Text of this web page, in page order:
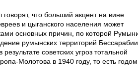
что больший акцент на вине
и цыганского населения может
основных причин, по которой
румынских территорий
советских угроз тотальной
Молотова в 1940 году, то есть годом